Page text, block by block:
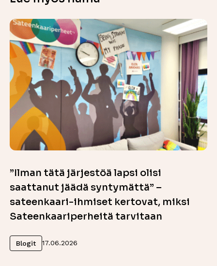
”Ilman tätä järjestöä lapsi olisi
saattanut jäädä syntymättä” –
sateenkaari-ihmiset kertovat, miksi
Sateenkaariperheitä tarvitaan
Blogit 17.06.2026